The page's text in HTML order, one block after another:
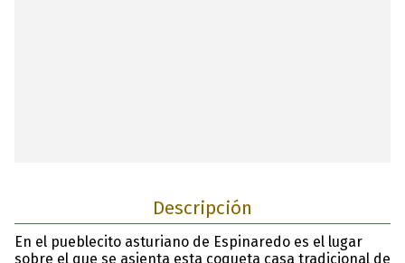
Descripción
En el pueblecito asturiano de Espinaredo es el lugar
sobre el que se asienta esta coqueta casa tradicional de